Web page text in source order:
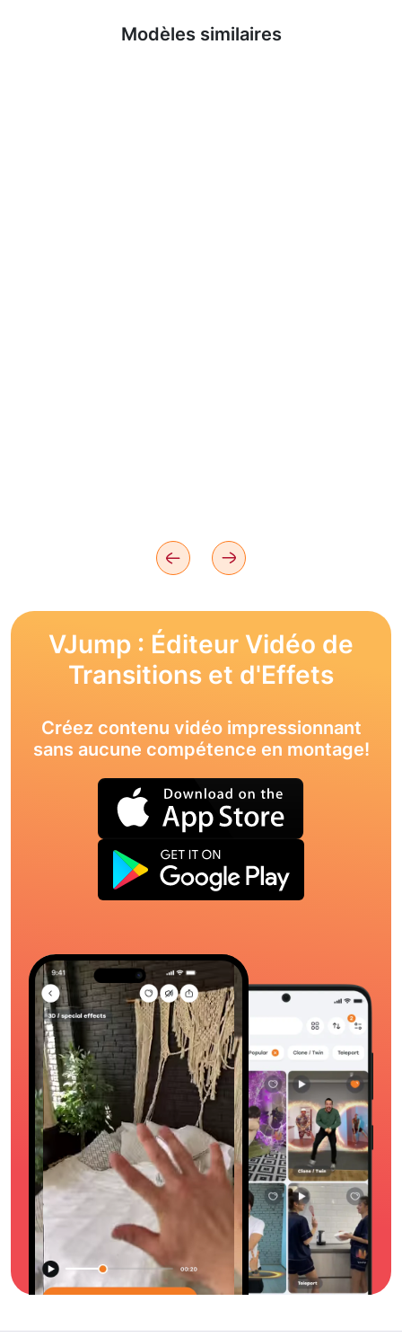
Modèles similaires
En savoir plus
VJump : Éditeur Vidéo de
Transitions et d'Effets
Créez contenu vidéo impressionnant
sans aucune compétence en montage!